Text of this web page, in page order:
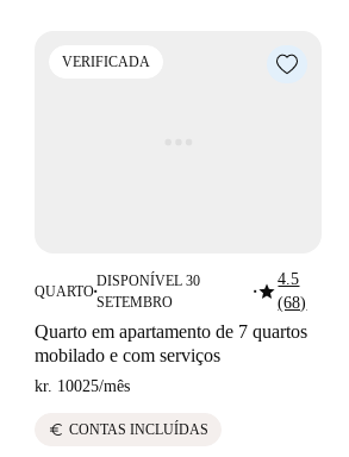
VERIFICADA
QUARTO■
DISPONÍVEL 30
SETEMBRO
■star4.5
(68)
Quarto em apartamento de 7 quartos
mobilado e com serviços
kr. 10025/mês
euro CONTAS INCLUÍDAS